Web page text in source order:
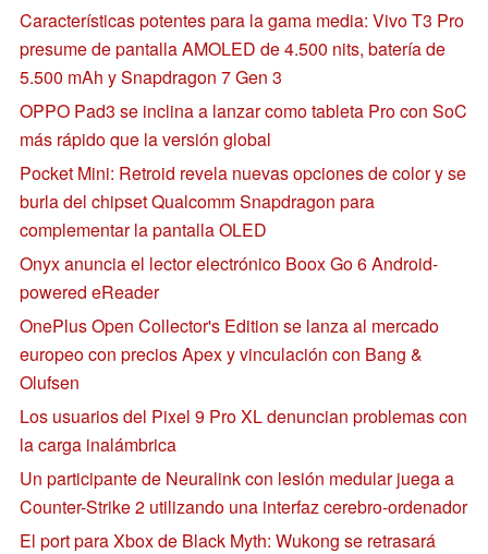
Características potentes para la gama media: Vivo T3 Pro
presume de pantalla AMOLED de 4.500 nits, batería de
5.500 mAh y Snapdragon 7 Gen 3
OPPO Pad3 se inclina a lanzar como tableta Pro con SoC
más rápido que la versión global
Pocket Mini: Retroid revela nuevas opciones de color y se
burla del chipset Qualcomm Snapdragon para
complementar la pantalla OLED
Onyx anuncia el lector electrónico Boox Go 6 Android-
powered eReader
OnePlus Open Collector's Edition se lanza al mercado
europeo con precios Apex y vinculación con Bang &
Olufsen
Los usuarios del Pixel 9 Pro XL denuncian problemas con
la carga inalámbrica
Un participante de Neuralink con lesión medular juega a
Counter-Strike 2 utilizando una interfaz cerebro-ordenador
El port para Xbox de Black Myth: Wukong se retrasará